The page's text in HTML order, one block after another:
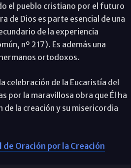
el pueblo cristiano por el futuro
de Dios es parte esencial de una
de la experiencia
nº 217). Es además una
ortodoxos.
celebración de la Eucaristía del
por la maravillosa obra que Él ha
la creación y su misericordia
Oración por la Creación